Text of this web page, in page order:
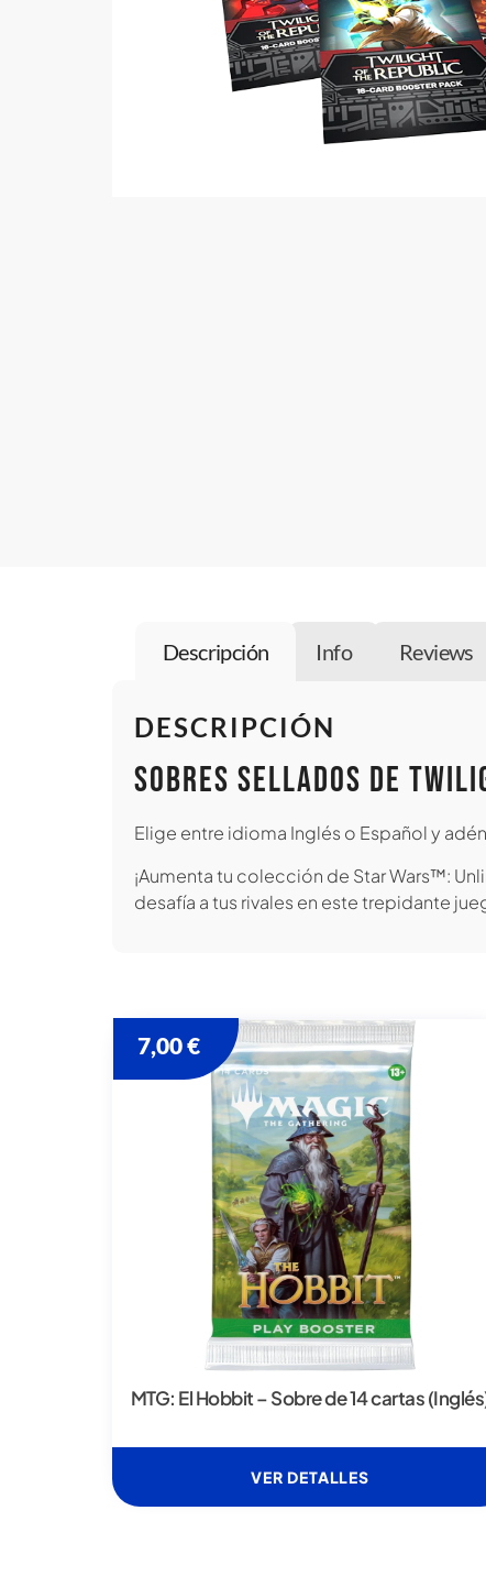
Descripción Info Reviews
DESCRIPCIÓN
Sobres sellados de
Elige entre idioma Inglés o Español y
¡Aumenta tu colección de Star Wars™:
desafía a tus rivales en este trepidante
7,00€
MTG: El Hobbit – Sobre de 14 cartas
VER DETALLES